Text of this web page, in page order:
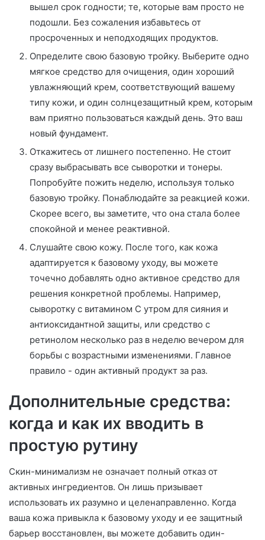
вышел срок годности; те, которые вам просто не
подошли. Без сожаления избавьтесь от
просроченных и неподходящих продуктов.
Определите свою базовую тройку. Выберите одно
мягкое средство для очищения, один хороший
увлажняющий крем, соответствующий вашему
типу кожи, и один солнцезащитный крем, которым
вам приятно пользоваться каждый день. Это ваш
новый фундамент.
Откажитесь от лишнего постепенно. Не стоит
сразу выбрасывать все сыворотки и тонеры.
Попробуйте пожить неделю, используя только
базовую тройку. Понаблюдайте за реакцией кожи.
Скорее всего, вы заметите, что она стала более
спокойной и менее реактивной.
Слушайте свою кожу. После того, как кожа
адаптируется к базовому уходу, вы можете
точечно добавлять одно активное средство для
решения конкретной проблемы. Например,
сыворотку с витамином С утром для сияния и
антиоксидантной защиты, или средство с
ретинолом несколько раз в неделю вечером для
борьбы с возрастными изменениями. Главное
правило - один активный продукт за раз.
Дополнительные средства:
когда и как их вводить в
простую рутину
Скин-минимализм не означает полный отказ от
активных ингредиентов. Он лишь призывает
использовать их разумно и целенаправленно. Когда
ваша кожа привыкла к базовому уходу и ее защитный
барьер восстановлен, вы можете добавить один-